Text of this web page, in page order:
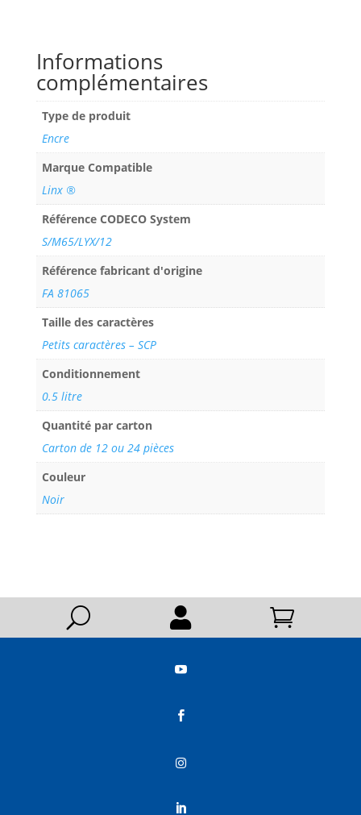
Informations
complémentaires
Type de produit
Encre
Marque Compatible
Linx ®
Référence CODECO System
S/M65/LYX/12
Référence fabricant d'origine
FA 81065
Taille des caractères
Petits caractères – SCP
Conditionnement
0.5 litre
Quantité par carton
Carton de 12 ou 24 pièces
Couleur
Noir
U  



